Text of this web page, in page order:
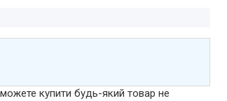
можете купити будь-який товар не